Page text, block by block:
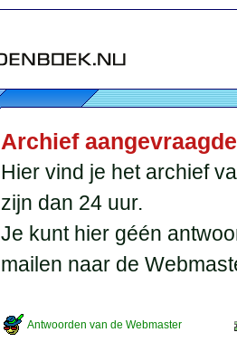
Archief
Hier vind je het archief
zijn dan 24 uur.
Je kunt hier géén
mailen naar de
Antwoorden van de Webmaster